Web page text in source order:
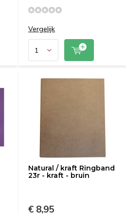
Vergelijk
Natural / kraft Ringband
23r - kraft - bruin
€ 8,95